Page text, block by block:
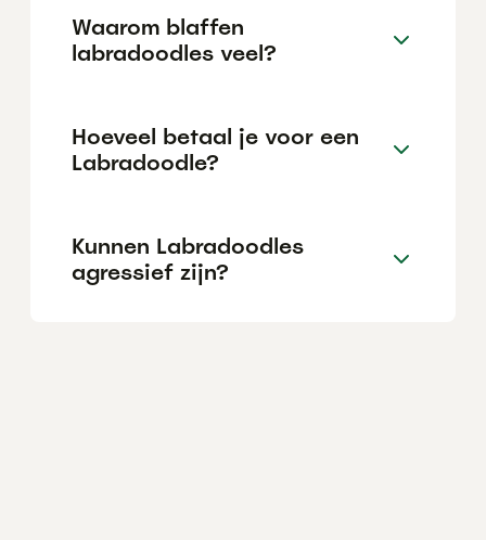
Waarom blaffen
labradoodles veel?
Hoeveel betaal je voor een
Labradoodle?
Kunnen Labradoodles
agressief zijn?